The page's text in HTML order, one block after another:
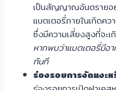
เป็นสัญญาณอันตรายอ
แบตเตอรี่ภายในเกิดค
ซึ่งมีความเสี่ยงสูงที่จะ
หากพบว่าแบตเตอรี่มีอ
ทันที
ร่องรอยการงัดแงะ